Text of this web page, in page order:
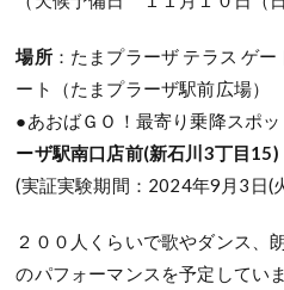
場所：たまプラーザ テラス ゲ
ート（たまプラーザ駅前広場）
●あおばＧＯ！最寄り乗降スポッ
ーザ駅南口店前(新石川3丁目15)
(実証実験期間：2024年9月3日(
２００人くらいで歌やダンス、
のパフォーマンスを予定していま